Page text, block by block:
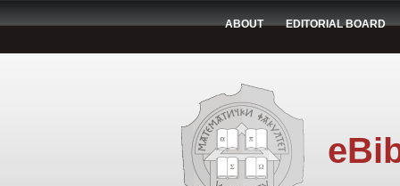
ABOUT EDITORIAL BOARD